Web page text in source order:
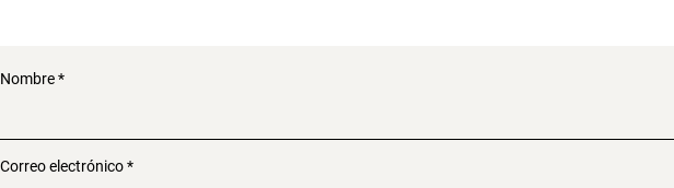
Nombre*
Correo electrónico*